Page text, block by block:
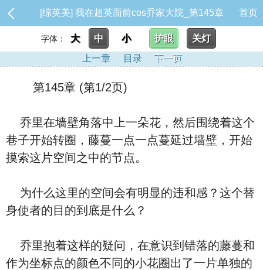
[综英美] 我在超英面前cos乔家大院_第145章 首页
字体： 大 中 小 护眼
关灯
上一章
目录 下一页
第145章 (第1/2页)
乔里在墙壁角落中上一朵花，然后围绕着这个
巷子开始转圈，藤蔓一点一点蔓延过墙壁，开始
摸索这片空间之中的节点。
为什么这里的空间会有明显的违和感？这个替
身使者的目的到底是什么？
乔里抱着这样的疑问，在意识到错落的藤蔓和
作为坐标点的颜色不同的小花圈出了一片单独的